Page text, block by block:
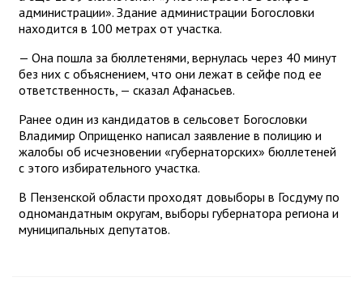
администрации». Здание администрации Богословки
находится в 100 метрах от участка.
— Она пошла за бюллетенями, вернулась через 40 минут
без них с объяснением, что они лежат в сейфе под ее
ответственность, — сказал Афанасьев.
Ранее один из кандидатов в сельсовет Богословки
Владимир Оприщенко написал заявление в полицию и
жалобы об исчезновении «губернаторских» бюллетеней
с этого избирательного участка.
В Пензенской области проходят довыборы в Госдуму по
одномандатным округам, выборы губернатора региона и
муниципальных депутатов.